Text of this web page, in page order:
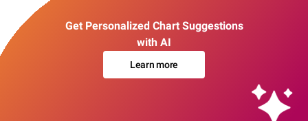
Get Personalized Chart Suggestions
with AI
Learn more